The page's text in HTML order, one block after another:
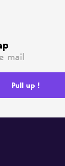
mail